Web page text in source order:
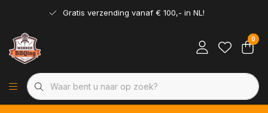
Gratis verzending vanaf € 100,- in NL!
0